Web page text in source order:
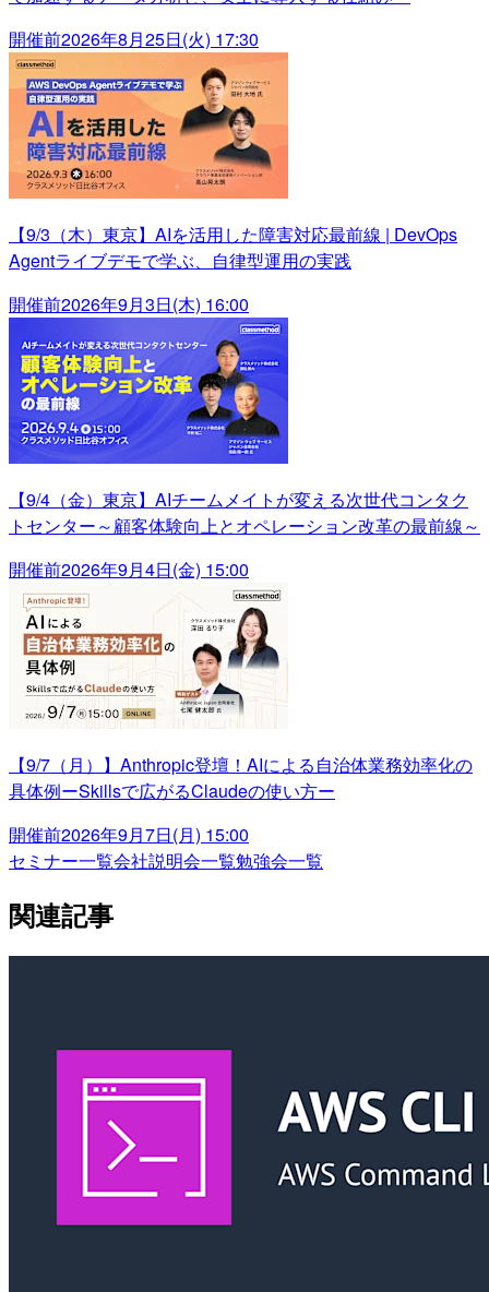
開催前2026年8月25日(火) 17:30
【9/3（木）東京】AIを活用した障害対応最前線 | DevOps
Agentライブデモで学ぶ、自律型運用の実践
開催前2026年9月3日(木) 16:00
【9/4（金）東京】AIチームメイトが変える次世代コンタク
トセンター～顧客体験向上とオペレーション改革の最前線～
開催前2026年9月4日(金) 15:00
【9/7（月）】Anthropic登壇！AIによる自治体業務効率化の
具体例ーSkillsで広がるClaudeの使い方ー
開催前2026年9月7日(月) 15:00
セミナー一覧会社説明会一覧勉強会一覧
関連記事